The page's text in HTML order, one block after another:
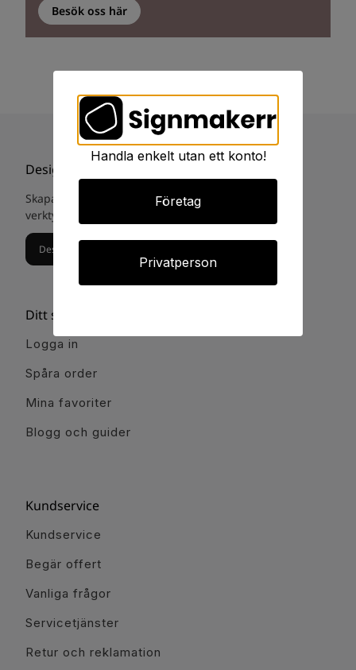
Besök oss här
Designa din egna skylt
Skapa och designa din egna skylt med vårat digital
verktyg. Eller gå till
Designa din egna skylt
Ditt signmakerr
Logga in
Spåra order
Mina favoriter
Blogg och guider
Kundservice
Kundservice
Begär offert
Vanliga frågor
Servicetjänster
Retur och reklamation
Handla enkelt utan ett konto!
Företag
Privatperson